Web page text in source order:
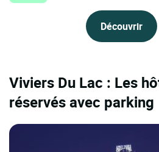
Découvrir
Viviers Du Lac : Les
réservés avec parking